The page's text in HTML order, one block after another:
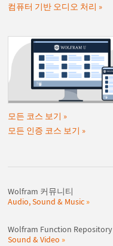
컴퓨터 기반 오디오 처리
모든 코스 보기
모든 인증 코스 보기
Wolfram 커뮤니티
Audio, Sound & Music
Wolfram Function Repository
Sound & Video